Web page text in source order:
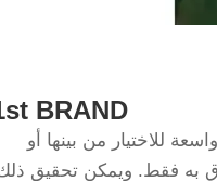
BRAND
للاختيار من بينها أو
به فقط. ويمكن تحقيق